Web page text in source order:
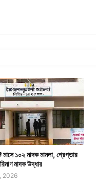
১০২ মাদক মামলা, গ্রেপ্তার
মাদক উদ্ধার
2026